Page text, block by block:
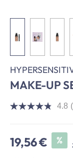
MAKE-UP
4.8
der
4.8
Verkaufspreis:
19,56 € %